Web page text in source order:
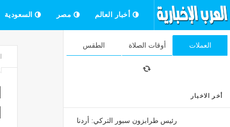
أخبار العالم مصر السعودية
العملات أوقات الصلاة الطقس
أخر الاخبار
رئيس طرابزون سبور التركي: أردنا